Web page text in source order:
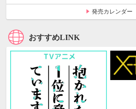
発売カレンダー
おすすめLINK